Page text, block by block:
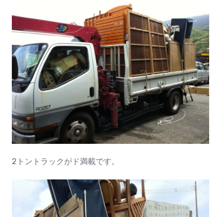
2トントラックがド満載です。